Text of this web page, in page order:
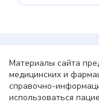
Материалы сайта
медицинских и
справочно-
использоваться